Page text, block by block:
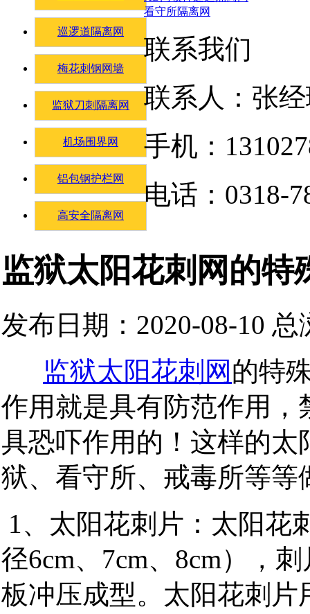
巡逻道隔离网
梅花刺钢网墙
监狱刀刺隔离网
机场围界网
铝包钢护栏网
高安全隔离网
监狱太阳花刺网的特
发布日期：2020-08-10 总
监狱太阳花刺网 的特
作用就是具有防范作用
具恐吓作用的！这样的
狱、看守所、戒毒所等
1、太阳花刺片：太阳花
径6cm、7cm、8cm），
板冲压成型。太阳花刺
看守所隔离网
联系我们
联系人：张
手机：
电话：0318-